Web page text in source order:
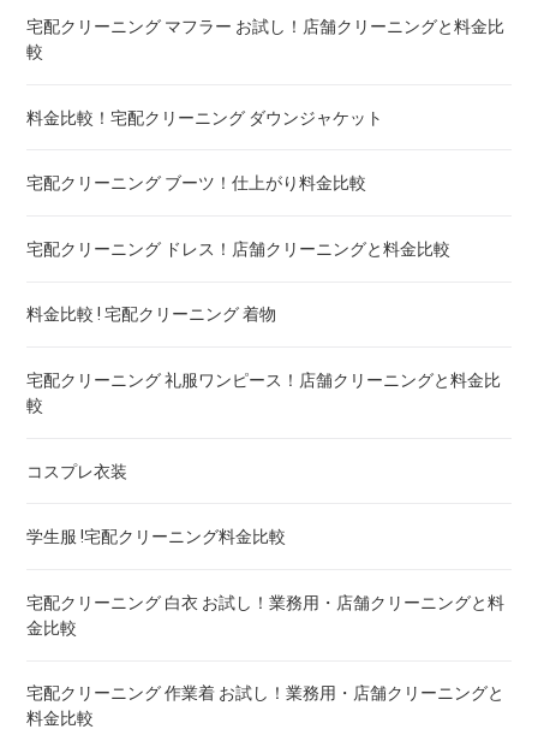
布団のレンタル 安いのは ! 東京・大阪・福岡
エアウィーヴ マットレスのクリーニング ! どこがいい
布団の洗濯ネット コインランドリー ! ドラム式におすすめは
布団クリーニング 防ダニ加工 ! 効果と危険性
ゴアテックス 羽毛布団 クリーニング ! 料金ランキング
こたつ布団のクリーニング代 ! 料金比較
の違いも
トゥルースリーパー マットレスのクリーニング ! どこがいい
ウェイトブランケットの洗い方 ! 洗えないタイプの対処法も
重い布団の洗い方 ! 洗えないタイプの対処法も
宅配クリーニング マフラー お試し！店舗クリーニングと料金比
較
料金比較！宅配クリーニング ダウンジャケット
宅配クリーニング ブーツ！仕上がり料金比較
宅配クリーニング ドレス！店舗クリーニングと料金比較
料金比較 ! 宅配クリーニング 着物
宅配クリーニング 礼服ワンピース！店舗クリーニングと料金比
較
コスプレ衣装
学生服 !宅配クリーニング料金比較
宅配クリーニング 白衣 お試し！業務用・店舗クリーニングと料
金比較
宅配クリーニング 作業着 お試し！業務用・店舗クリーニングと
料金比較